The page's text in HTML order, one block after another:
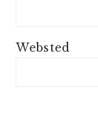
Websted